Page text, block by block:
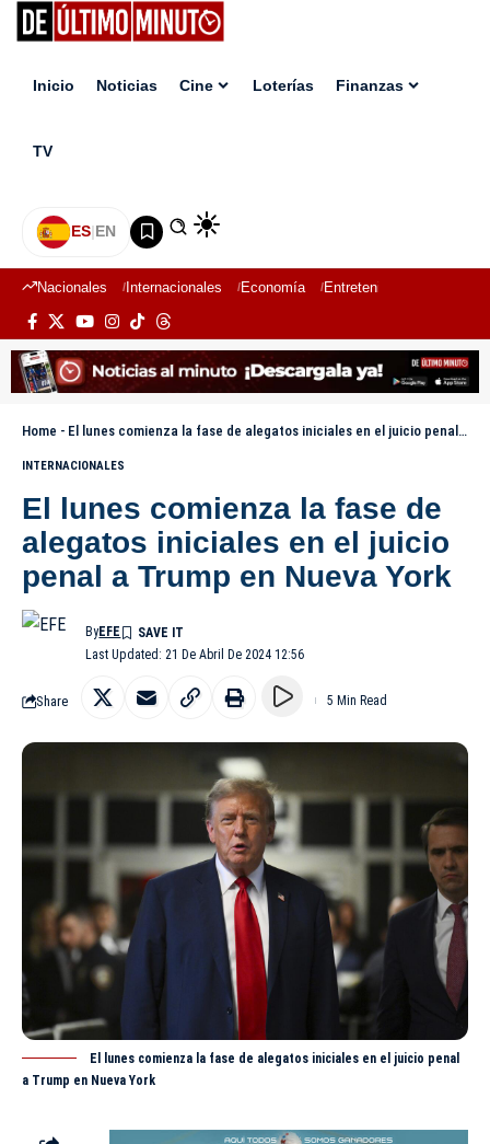
Inicio Noticias Cine Loterías Finanzas
TV
ES|EN
Nacionales Internacionales Economía Entretenimiento
Home - El lunes comienza la fase de alegatos iniciales en el juicio penal a Trump en Nueva York
INTERNACIONALES
El lunes comienza la fase de
alegatos iniciales en el juicio
penal a Trump en Nueva York
Last Updated: 21 De Abril De 2024 12:56
ByEFE
Share 5 Min Read
El lunes comienza la fase de alegatos iniciales en el juicio penal
a Trump en Nueva York